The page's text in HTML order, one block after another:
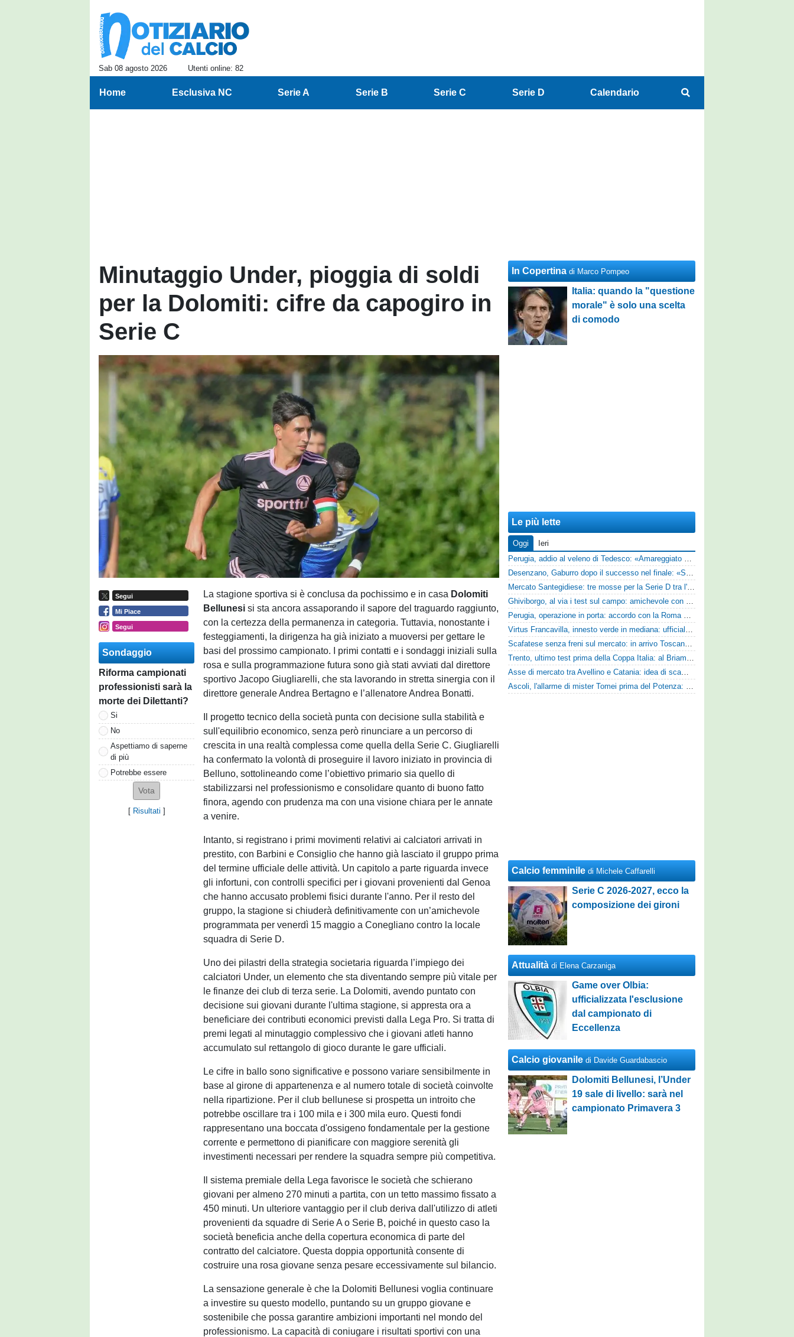
Sab 08 agosto 2026 Utenti online: 82
Home Esclusiva NC Serie A Serie B Serie C Serie D Calendario
Minutaggio Under, pioggia di soldi
per la Dolomiti: cifre da capogiro in
Serie C
Segui
Mi Piace
Segui
Sondaggio
Riforma campionati
professionisti sarà la
morte dei Dilettanti?
Si
No
Aspettiamo di saperne
di più
Potrebbe essere
[ Risultati ]
La stagione sportiva si è conclusa da pochissimo e in casa Dolomiti
Bellunesi si sta ancora assaporando il sapore del traguardo raggiunto,
con la certezza della permanenza in categoria. Tuttavia, nonostante i
festeggiamenti, la dirigenza ha già iniziato a muoversi per gettare le
basi del prossimo campionato. I primi contatti e i sondaggi iniziali sulla
rosa e sulla programmazione futura sono già stati avviati dal direttore
sportivo Jacopo Giugliarelli, che sta lavorando in stretta sinergia con il
direttore generale Andrea Bertagno e l’allenatore Andrea Bonatti.
Il progetto tecnico della società punta con decisione sulla stabilità e
sull'equilibrio economico, senza però rinunciare a un percorso di
crescita in una realtà complessa come quella della Serie C. Giugliarelli
ha confermato la volontà di proseguire il lavoro iniziato in provincia di
Belluno, sottolineando come l’obiettivo primario sia quello di
stabilizzarsi nel professionismo e consolidare quanto di buono fatto
finora, agendo con prudenza ma con una visione chiara per le annate
a venire.
Intanto, si registrano i primi movimenti relativi ai calciatori arrivati in
prestito, con Barbini e Consiglio che hanno già lasciato il gruppo prima
del termine ufficiale delle attività. Un capitolo a parte riguarda invece
gli infortuni, con controlli specifici per i giovani provenienti dal Genoa
che hanno accusato problemi fisici durante l'anno. Per il resto del
gruppo, la stagione si chiuderà definitivamente con un’amichevole
programmata per venerdì 15 maggio a Conegliano contro la locale
squadra di Serie D.
Uno dei pilastri della strategia societaria riguarda l’impiego dei
calciatori Under, un elemento che sta diventando sempre più vitale per
le finanze dei club di terza serie. La Dolomiti, avendo puntato con
decisione sui giovani durante l'ultima stagione, si appresta ora a
beneficiare dei contributi economici previsti dalla Lega Pro. Si tratta di
premi legati al minutaggio complessivo che i giovani atleti hanno
accumulato sul rettangolo di gioco durante le gare ufficiali.
Le cifre in ballo sono significative e possono variare sensibilmente in
base al girone di appartenenza e al numero totale di società coinvolte
nella ripartizione. Per il club bellunese si prospetta un introito che
potrebbe oscillare tra i 100 mila e i 300 mila euro. Questi fondi
rappresentano una boccata d'ossigeno fondamentale per la gestione
corrente e permettono di pianificare con maggiore serenità gli
investimenti necessari per rendere la squadra sempre più competitiva.
Il sistema premiale della Lega favorisce le società che schierano
giovani per almeno 270 minuti a partita, con un tetto massimo fissato a
450 minuti. Un ulteriore vantaggio per il club deriva dall'utilizzo di atleti
provenienti da squadre di Serie A o Serie B, poiché in questo caso la
società beneficia anche della copertura economica di parte del
contratto del calciatore. Questa doppia opportunità consente di
costruire una rosa giovane senza pesare eccessivamente sul bilancio.
La sensazione generale è che la Dolomiti Bellunesi voglia continuare
a investire su questo modello, puntando su un gruppo giovane e
sostenibile che possa garantire ambizioni importanti nel mondo del
professionismo. La capacità di coniugare i risultati sportivi con una
In Copertina di Marco Pompeo
Italia: quando la "questione
morale" è solo una scelta
di comodo
Le più lette
Oggi
Ieri
Perugia, addio al veleno di Tedesco: «Amareggiato dalle parole di Alessandro Gaucci, mi hanno ferito umanamente»
Desenzano, Gaburro dopo il successo nel finale: «Sapevamo che avremmo sofferto, ma si è vista la voglia di vincere»
Mercato Santegidiese: tre mosse per la Serie D tra l'ingaggio di Diakhate e due rinnovi chiave
Ghiviborgo, al via i test sul campo: amichevole con il Fratres Perignano e sguardo al nuovo girone E
Perugia, operazione in porta: accordo con la Roma per il talento Zelezny
Virtus Francavilla, innesto verde in mediana: ufficiale l'arrivo del classe 2008 Gianluca Ajello
Scafatese senza freni sul mercato: in arrivo Toscano e Manzi dall'Avellino per la Serie C
Trento, ultimo test prima della Coppa Italia: al Briamasco arriva il triangolare con Südtirol e Campodarsego
Asse di mercato tra Avellino e Catania: idea di scambio tra Cosimo Patierno e Kaleb Jimenez
Ascoli, l'allarme di mister Tomei prima del Potenza: «Mettiamoci l'elmetto, l'obiettivo è la salvezza e non dobbiamo vendere fumo!»
Calcio femminile di Michele Caffarelli
Serie C 2026-2027, ecco la
composizione dei gironi
Attualità di Elena Carzaniga
Game over Olbia:
ufficializzata l'esclusione
dal campionato di
Eccellenza
Calcio giovanile di Davide Guardabascio
Dolomiti Bellunesi, l’Under
19 sale di livello: sarà nel
campionato Primavera 3